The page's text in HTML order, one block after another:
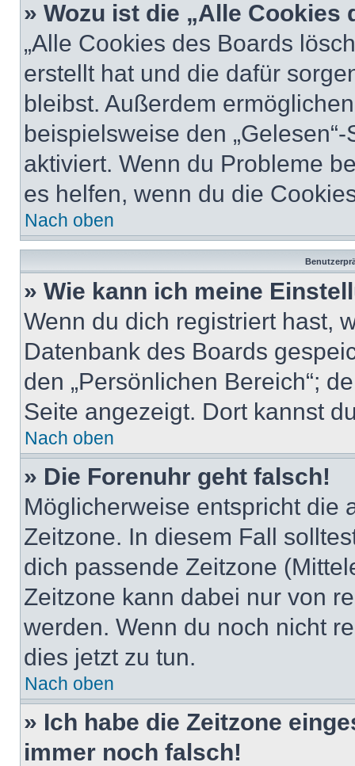
» Wozu ist die „Alle
„Alle Cookies des Boards
erstellt hat und die dafür
bleibst. Außerdem
beispielsweise den
aktiviert. Wenn du Probleme
es helfen, wenn du die
Nach oben
» Wie kann ich meine
Wenn du dich registriert hast,
Datenbank des Boards
den „Persönlichen Bereich“;
Seite angezeigt. Dort kannst
Nach oben
» Die Forenuhr geht falsch!
Möglicherweise entspricht die
Zeitzone. In diesem Fall
dich passende Zeitzone
Zeitzone kann dabei nur von
werden. Wenn du noch nicht
dies jetzt zu tun.
Nach oben
» Ich habe die Zeitzone
immer noch falsch!